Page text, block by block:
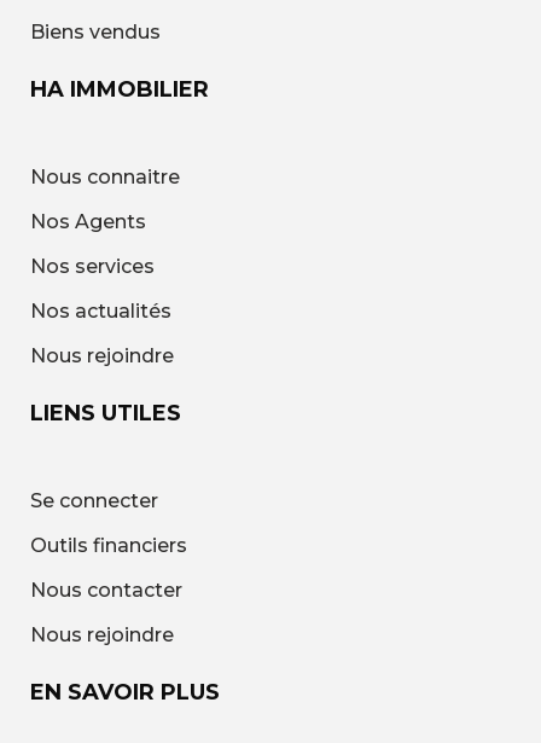
HA IMMOBILIER
Nous connaitre
Nos Agents
Nos services
Nos actualités
Nous rejoindre
Biens vendus
LIENS UTILES
Se connecter
Outils financiers
Nous contacter
Nous rejoindre
EN SAVOIR PLUS